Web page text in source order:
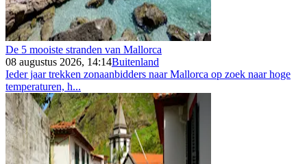
De 5 mooiste stranden van Mallorca
08 augustus 2026, 14:14Buitenland
Ieder jaar trekken zonaanbidders naar Mallorca op zoek naar hoge
temperaturen, h...